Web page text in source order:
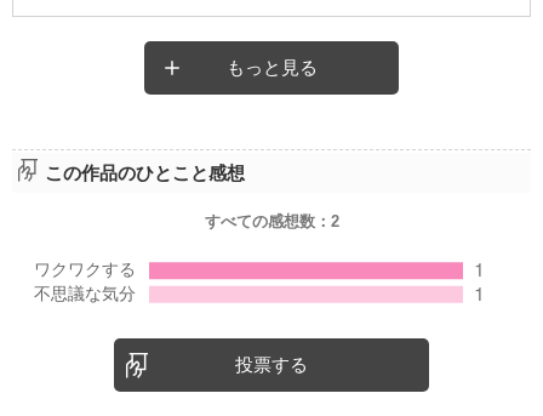
もっと見る
この作品のひとこと感想
すべての感想数： 2
投票する